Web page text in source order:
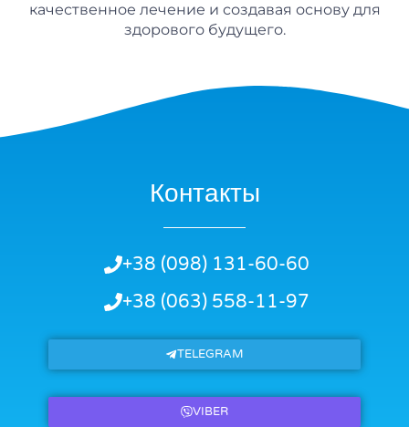
качественное лечение и создавая основу для
здорового будущего.
Контакты
+38 (098) 131-60-60
+38 (063) 558-11-97
TELEGRAM
VIBER